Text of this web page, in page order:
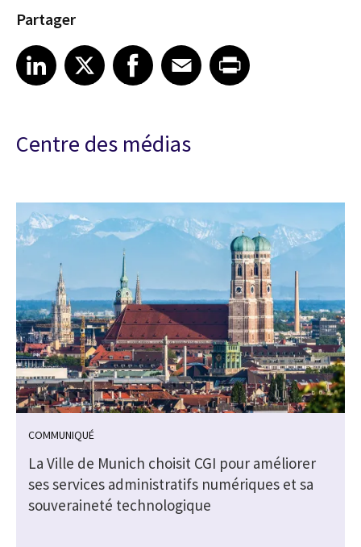
Partager
Share article on LinkedIn
LinkedIn
Share article on XShare article on Facebook
Facebook
Share article on Email
EmailShare article on Print
Centre des médias
COMMUNIQUÉ
La Ville de Munich choisit CGI pour améliorer
ses services administratifs numériques et sa
souveraineté technologique